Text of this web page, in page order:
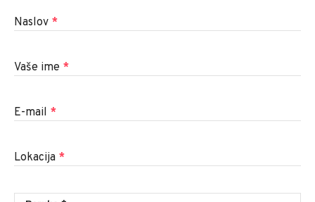
Naslov *
Vaše ime *
E-mail *
Lokacija *